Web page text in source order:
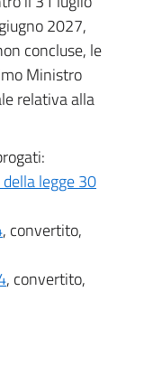
2027,
concluse, le
Ministro
relativa alla
legge 30
, convertito,
, convertito,